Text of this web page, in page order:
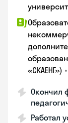
«СКАЕНГ») •
Окончил
Работал